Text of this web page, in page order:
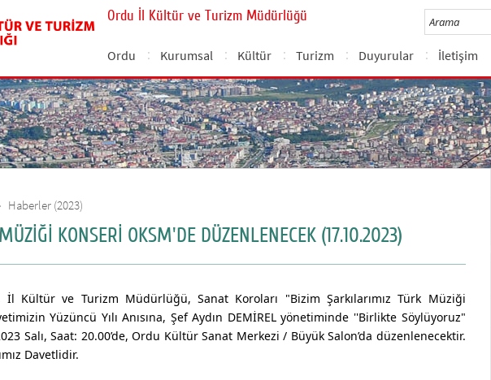
Ordu İl Kültür ve Turizm Müdürlüğü
Ordu Kurumsal Kültür Turizm Duyurular İletişim
Haberler (2023)
KONSERİ OKSM'DE DÜZENLENECEK (17.10.2023)
İl Kültür ve Turizm Müdürlüğü, Sanat Koroları "Bizim Şarkılarımız Türk Müziği
Yüzüncü Yılı Anısına, Şef Aydın DEMİREL yönetiminde ''Birlikte Söylüyoruz"
Salı, Saat: 20.00’de, Ordu Kültür Sanat Merkezi / Büyük Salon’da düzenlenecektir.
Davetlidir.